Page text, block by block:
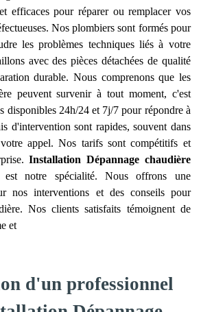
efficaces pour réparer ou remplacer vos
Nos plombiers sont formés pour
les problèmes techniques liés à votre
avec des pièces détachées de qualité
durable. Nous comprenons que les
peuvent survenir à tout moment, c'est
disponibles 24h/24 et 7j/7 pour répondre à
d'intervention sont rapides, souvent dans
appel. Nos tarifs sont compétitifs et
Installation Dépannage chaudière
est notre spécialité. Nous offrons une
nos interventions et des conseils pour
Nos clients satisfaits témoignent de
et
d'un professionnel